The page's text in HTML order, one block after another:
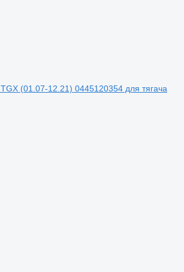
(01.07-12.21) 0445120354 для тягача